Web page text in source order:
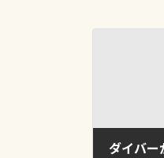
ダイバー